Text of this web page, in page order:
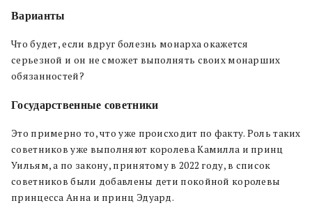
Варианты
Что будет, если вдруг болезнь монарха окажется
серьезной и он не сможет выполнять своих монарших
обязанностей?
Государственные советники
Это примерно то, что уже происходит по факту. Роль таких
советников уже выполняют королева Камилла и принц
Уильям, а по закону, принятому в 2022 году, в список
советников были добавлены дети покойной королевы
принцесса Анна и принц Эдуард.